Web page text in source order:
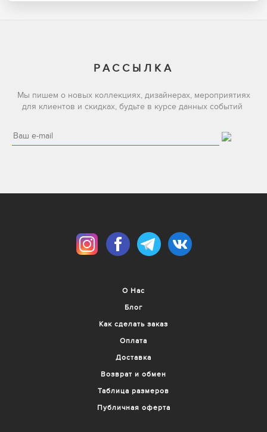
РАССЫЛКА
Мы пишем о новых коллекциях, дизайнерах, мероприятиях
для клиентов и скидках, будьте в курсе данных событий
О Нас
Блог
Как сделать заказ
Оплата
Доставка
Возврат и обмен
Таблица размеров
Публичная оферта